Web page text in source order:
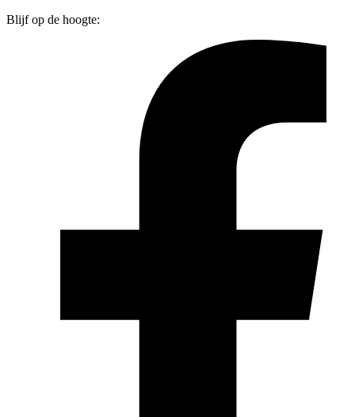
Blijf op de hoogte: